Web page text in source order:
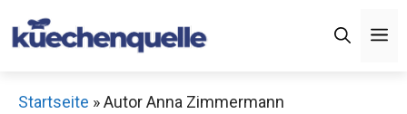
Inhalt
Startseite »Autor Anna Zimmermann